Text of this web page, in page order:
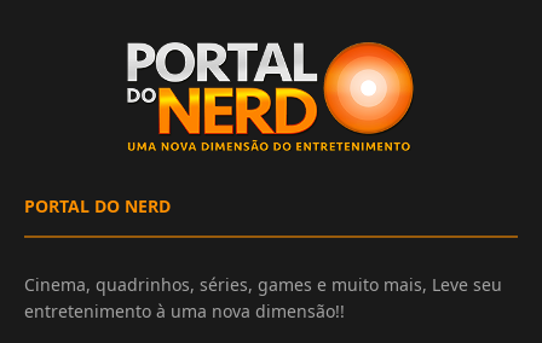
PORTAL DO NERD
Cinema, quadrinhos, séries, games e muito mais, Leve seu
entretenimento à uma nova dimensão!!